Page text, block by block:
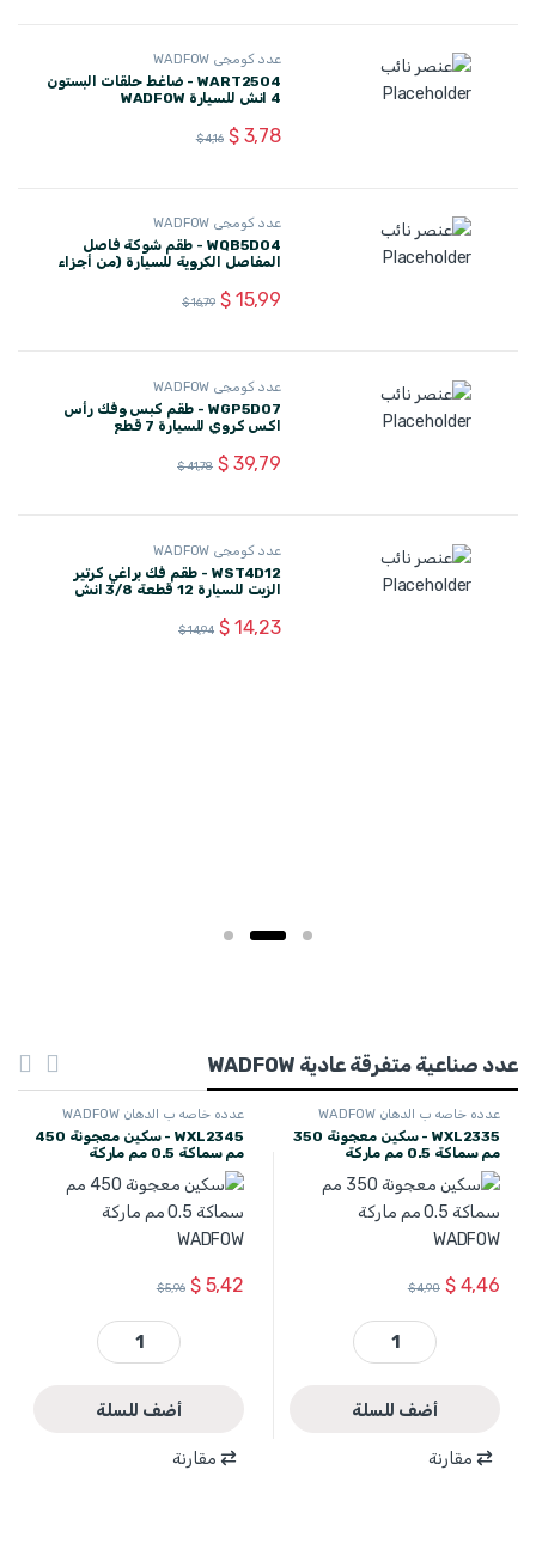
عدد كومجي WADFOW
WART2504 - ضاغط حلقات البستون
4 انش للسيارة WADFOW
$3,78
$4,16
عدد كومجي WADFOW
WQB5D04 - طقم شوكة فاصل
المفاصل الكروية للسيارة (من أجزاء
WADFOW
$15,99
$16,79
عدد كومجي WADFOW
WGP5D07 - طقم كبس وفك رأس
اكس كروي للسيارة 7 قطع
$39,79
$41,78
عدد كومجي WADFOW
WST4D12 - طقم فك براغي كرتير
الزيت للسيارة 12 قطعة 3/8 انش
$14,23
$14,94
عدد صناعية متفرقة عادية WADFOW
عدده خاصه ب الدهان WADFOW
WXL2345 - سكين معجونة 450
مم سماكة 0.5 مم ماركة
WADFOW
$5,42
$5,96
WXL2345 - سكين معجونة 450 مم سماكة 0.5 مم ماركة WADFOW quantity
أضف للسلة
مقارنة
عدده خاصه ب الدهان WADFOW
WXL2335 - سكين معجونة 350
مم سماكة 0.5 مم ماركة
WADFOW
$4,46
$4,90
WXL2335 - سكين معجونة 350 مم سماكة 0.5 مم ماركة WADFOW quantity
أضف للسلة
مقارنة